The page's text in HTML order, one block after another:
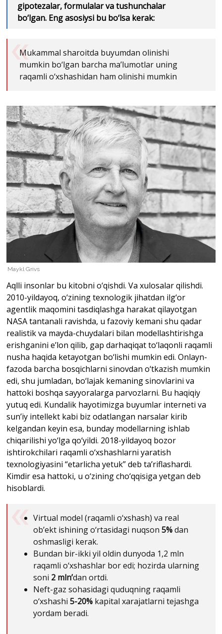
gipotezalar, formulalar va tushunchalar
bo‘lgan. Eng asosiysi bu bo‘lsa kerak:
Mukammal sharoitda buyumdan olinishi
mumkin bo‘lgan barcha ma’lumotlar uning
raqamli o‘xshashidan ham olinishi mumkin
Maykl Grivs
Aqlli insonlar bu kitobni o‘qishdi. Va xulosalar qilishdi.
2010-yildayoq, o‘zining texnologik jihatdan ilg‘or
agentlik maqomini tasdiqlashga harakat qilayotgan
NASA tantanali ravishda, u fazoviy kemani shu qadar
realistik va mayda-chuydalari bilan modellashtirishga
erishganini e’lon qilib, gap darhaqiqat to‘laqonli raqamli
nusha haqida ketayotgan bo‘lishi mumkin edi. Onlayn-
fazoda barcha bosqichlarni sinovdan o‘tkazish mumkin
edi, shu jumladan, bo‘lajak kemaning sinovlarini va
hattoki boshqa sayyoralarga parvozlarni. Bu haqiqiy
yutuq edi. Kundalik hayotimizga buyumlar interneti va
sun’iy intellekt kabi biz odatlangan narsalar kirib
kelgandan keyin esa, bunday modellarning ishlab
chiqarilishi yo‘lga qo‘yildi. 2018-yildayoq bozor
ishtirokchilari raqamli o‘xshashlarni yaratish
texnologiyasini “etarlicha yetuk” deb ta’riflashardi.
Kimdir esa hattoki, u o‘zining cho‘qqisiga yetgan deb
hisoblardi.
Virtual model (raqamli o‘xshash) va real
ob’ekt ishining o‘rtasidagi nuqson5%dan
oshmasligi kerak.
Bundan bir-ikki yil oldin dunyoda 1,2 mln
raqamli o‘xshashlar bor edi; hozirda ularning
soni 2 mln’dan ortdi.
Neft-gaz sohasidagi quduqning raqamli
o‘xshashi5-20% kapital xarajatlarni tejashga
yordam beradi.